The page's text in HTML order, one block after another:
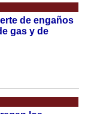
de engaños
gas y de